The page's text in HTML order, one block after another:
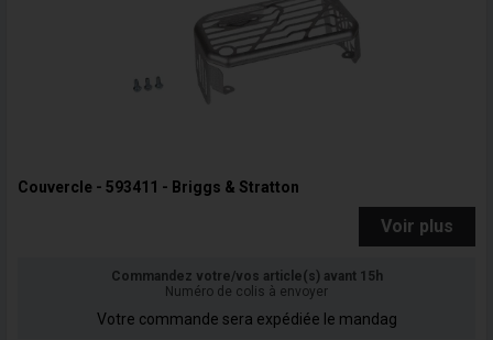
Couvercle - 593411 - Briggs & Stratton
Voir plus
Commandez votre/vos article(s) avant 15h
Numéro de colis à envoyer
Votre commande sera expédiée le mandag